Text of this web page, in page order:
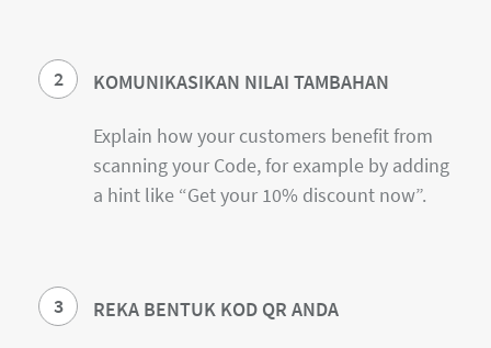
2 KOMUNIKASIKAN NILAI TAMBAHAN
Explain how your customers benefit from
scanning your Code, for example by adding
a hint like “Get your 10% discount now”.
3 REKA BENTUK KOD QR ANDA